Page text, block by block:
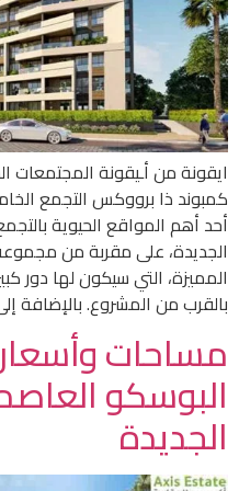
ايقونة من أـيقونة
أحد أهم المواقع الحيوية
الجديدة، على مقربة من
المميزة، التي سيكون لها دور
بالقرب من المشروع. بالإضافة
مساحات
البوسكو
الجديدة